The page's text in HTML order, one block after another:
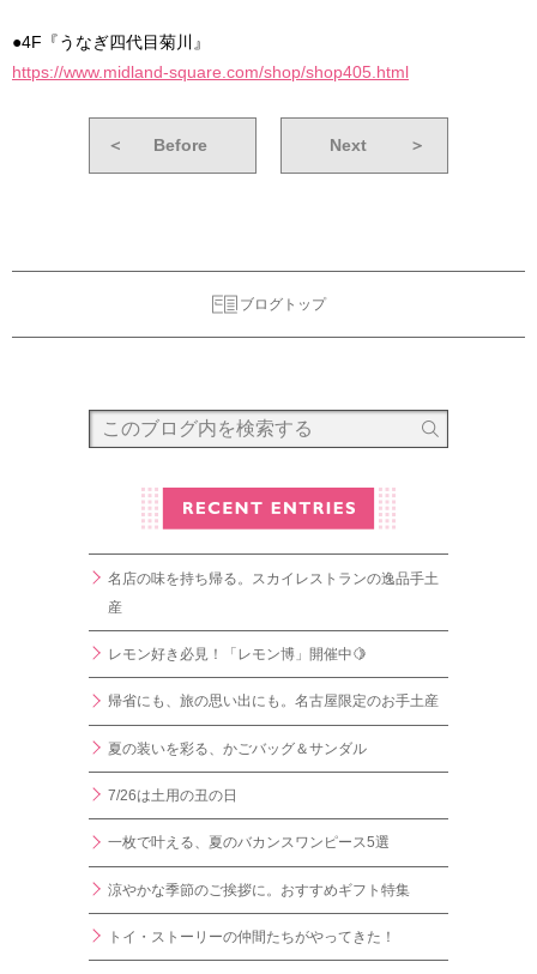
●4F『うなぎ四代目菊川』
https://www.midland-square.com/shop/shop405.html
＜ Before Next ＞
ブログトップ
名店の味を持ち帰る。スカイレストランの逸品手土
産
レモン好き必見！「レモン博」開催中🍋
帰省にも、旅の思い出にも。名古屋限定のお手土産
夏の装いを彩る、かごバッグ＆サンダル
7/26は土用の丑の日
一枚で叶える、夏のバカンスワンピース5選
涼やかな季節のご挨拶に。おすすめギフト特集
トイ・ストーリーの仲間たちがやってきた！